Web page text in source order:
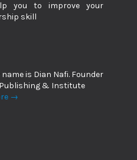
you to improve your
skill
name is Dian Nafi. Founder
& Institute
→